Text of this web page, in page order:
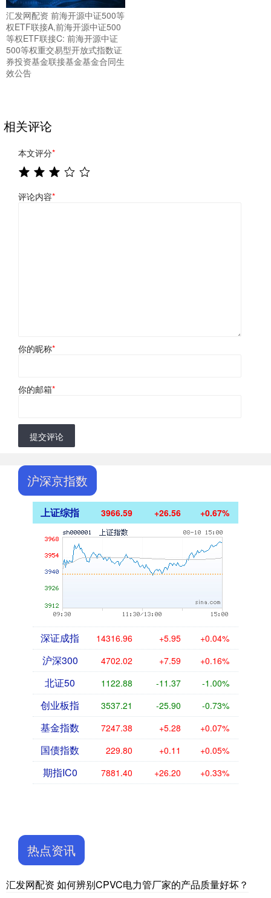
汇发网配资 前海开源中证500等
权ETF联接A,前海开源中证500
等权ETF联接C: 前海开源中证
500等权重交易型开放式指数证
券投资基金联接基金基金合同生
效公告
相关评论
本文评分*
评论内容*
你的昵称*
你的邮箱*
提交评论
沪深京指数
上证综指 3966.59 +26.56 +0.67%
深证成指 14316.96 +5.95 +0.04%
沪深300 4702.02 +7.59 +0.16%
北证50 1122.88 -11.37 -1.00%
创业板指 3537.21 -25.90 -0.73%
基金指数 7247.38 +5.28 +0.07%
国债指数 229.80 +0.11 +0.05%
期指IC0 7881.40 +26.20 +0.33%
热点资讯
汇发网配资 如何辨别CPVC电力管厂家的产品质量好坏？